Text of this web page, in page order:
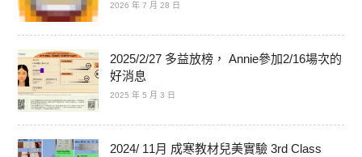
2026 年 7 月 28 日
2025/2/27 多益放榜， Annie參加2/16場次的
好消息
2025 年 5 月 3 日
2024/ 11月 成寒教材兒美實驗 3rd Class